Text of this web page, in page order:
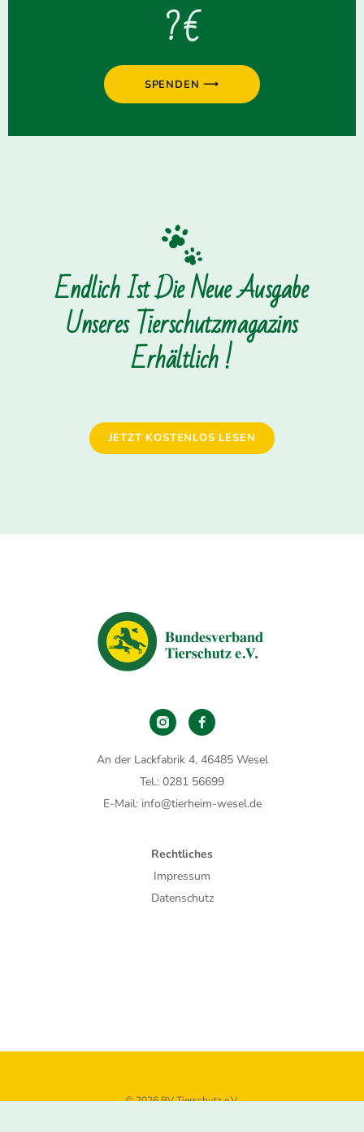
? €
SPENDEN ⟶
Endlich Ist Die Neue Ausgabe
Unseres Tierschutzmagazins
Erhältlich !
JETZT KOSTENLOS LESEN
An der Lackfabrik 4, 46485 Wesel
Tel.: 0281 56699
E-Mail: info@tierheim-wesel.de
Rechtliches
Impressum
Datenschutz
© 2026 BV Tierschutz e.V.